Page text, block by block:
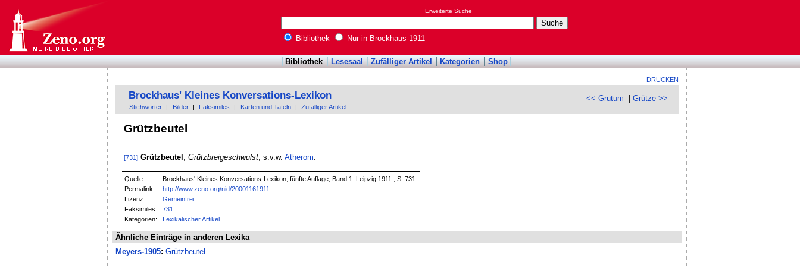
Erweiterte Suche
Bibliothek Nur in Brockhaus-1911
Bibliothek Lesesaal Zufälliger Artikel Kategorien Shop
DRUCKEN
<< Grutum |Grütze >>
Brockhaus' Kleines Konversations-Lexikon
Stichwörter Bilder Faksimiles Karten und Tafeln Zufälliger Artikel
Grützbeutel
[731] Grützbeutel Grützbreigeschwulst, s.v.w. Atherom
Quelle:
Brockhaus' Kleines Konversations-Lexikon, fünfte Auflage, Band 1. Leipzig 1911., S. 731.
Permalink:
http://www.zeno.org/nid/20001161911
Lizenz:
Gemeinfrei
Faksimiles:
731
Kategorien:
Lexikalischer Artikel
Ähnliche Einträge in anderen Lexika
Meyers-1905: Grützbeutel